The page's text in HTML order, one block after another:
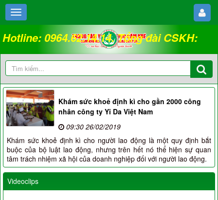
Hotline: 0964.62.14.14. Tổng đài CSKH:
18008262
Khám sức khoẻ định kì cho gần 2000 công
nhân công ty Yi Da Việt Nam
09:30 26/02/2019
Khám sức khoẻ định kì cho người lao động là một quy định bắt
buộc của bộ luật lao động, nhưng trên hết nó thể hiện sự quan
tâm trách nhiệm xã hội của doanh nghiệp đối với người lao động.
Videoclips